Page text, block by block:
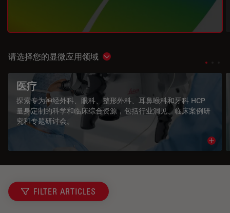
请选择您的显微应用领域 Show subnavigation
医疗
探索专为神经外科、眼科、整形外科、耳鼻喉科和牙科 HCP
量身定制的科学和临床综合资源，包括行业洞见、临床案例研
究和专题研讨会。
FILTER ARTICLES